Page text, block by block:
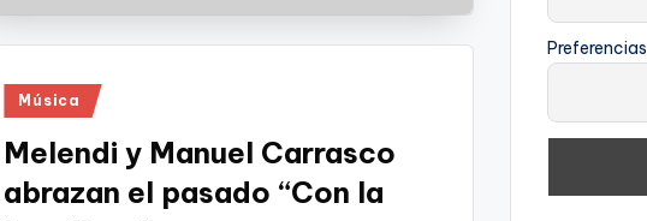
Publicado
Música
Melendi y Manuel Carrasco
abrazan el pasado “Con la
Preferencias